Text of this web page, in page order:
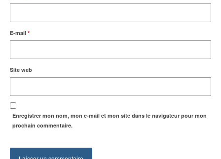
E-mail *
Site web
Enregistrer mon nom, mon e-mail et mon site dans le navigateur pour mon
prochain commentaire.